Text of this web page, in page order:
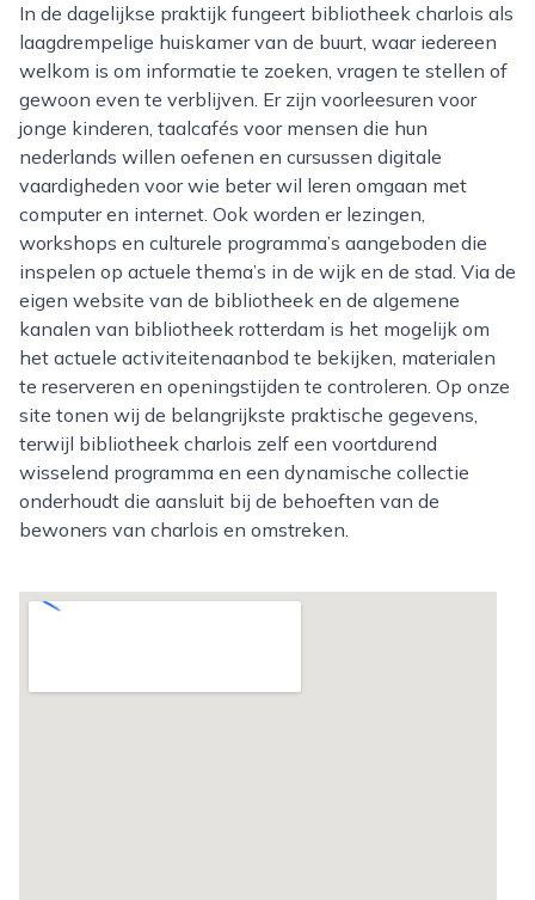
In de dagelijkse praktijk fungeert bibliotheek charlois als
laagdrempelige huiskamer van de buurt, waar iedereen
welkom is om informatie te zoeken, vragen te stellen of
gewoon even te verblijven. Er zijn voorleesuren voor
jonge kinderen, taalcafés voor mensen die hun
nederlands willen oefenen en cursussen digitale
vaardigheden voor wie beter wil leren omgaan met
computer en internet. Ook worden er lezingen,
workshops en culturele programma’s aangeboden die
inspelen op actuele thema’s in de wijk en de stad. Via de
eigen website van de bibliotheek en de algemene
kanalen van bibliotheek rotterdam is het mogelijk om
het actuele activiteitenaanbod te bekijken, materialen
te reserveren en openingstijden te controleren. Op onze
site tonen wij de belangrijkste praktische gegevens,
terwijl bibliotheek charlois zelf een voortdurend
wisselend programma en een dynamische collectie
onderhoudt die aansluit bij de behoeften van de
bewoners van charlois en omstreken.